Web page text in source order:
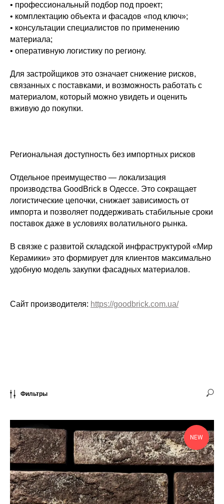
• профессиональный подбор под проект;
• комплектацию объекта и фасадов «под ключ»;
• консультации специалистов по применению
материала;
• оперативную логистику по региону.
Для застройщиков это означает снижение рисков,
связанных с поставками, и возможность работать с
материалом, который можно увидеть и оценить
вживую до покупки.
Региональная доступность без импортных рисков
Отдельное преимущество — локализация
производства GoodBrick в Одессе. Это сокращает
логистические цепочки, снижает зависимость от
импорта и позволяет поддерживать стабильные сроки
поставок даже в условиях волатильного рынка.
В связке с развитой складской инфраструктурой «Мир
Керамики» это формирует для клиентов максимально
удобную модель закупки фасадных материалов.
Cайт производителя: https://goodbrick.com.ua/
Фильтры
NEW